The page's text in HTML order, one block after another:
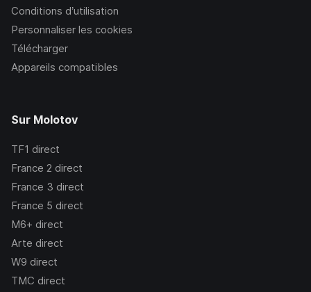
Conditions d’utilisation
Personnaliser les cookies
Télécharger
Appareils compatibles
Sur Molotov
TF1 direct
France 2 direct
France 3 direct
France 5 direct
M6+ direct
Arte direct
W9 direct
TMC direct